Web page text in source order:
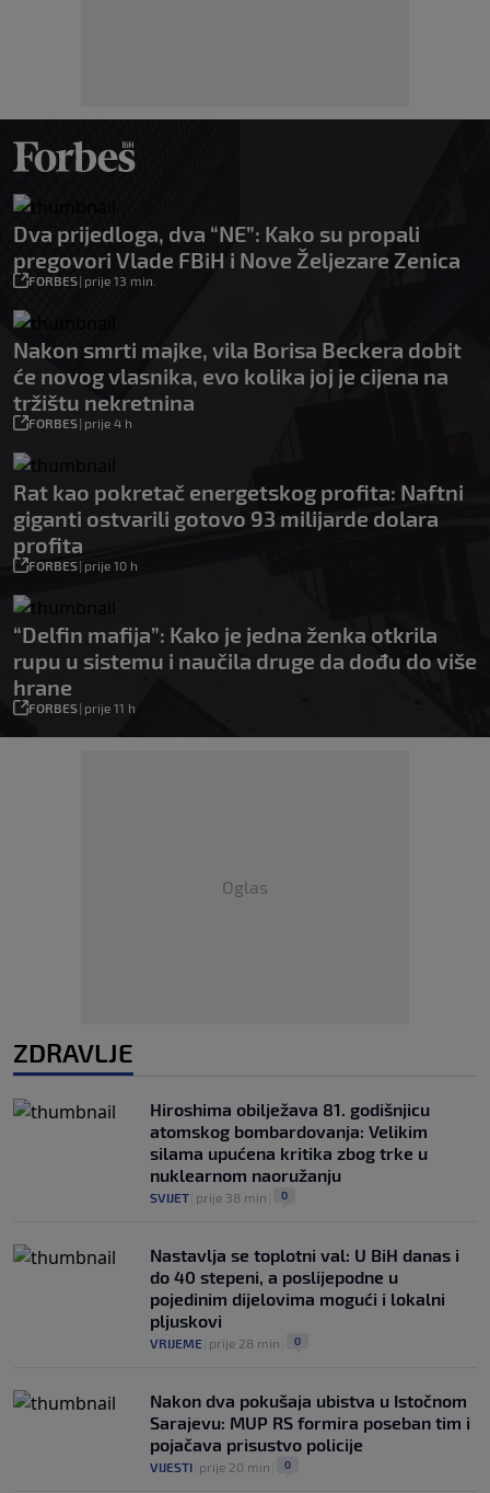
Dva prijedloga, dva “NE”: Kako su propali
pregovori Vlade FBiH i Nove Željezare Zenica
FORBES| prije 13 min.
Nakon smrti majke, vila Borisa Beckera dobit
će novog vlasnika, evo kolika joj je cijena na
tržištu nekretnina
FORBES| prije 4 h
Rat kao pokretač energetskog profita: Naftni
giganti ostvarili gotovo 93 milijarde dolara
profita
FORBES| prije 10 h
“Delfin mafija”: Kako je jedna ženka otkrila
rupu u sistemu i naučila druge da dođu do više
hrane
FORBES| prije 11 h
Oglas
ZDRAVLJE
Hiroshima obilježava 81. godišnjicu
atomskog bombardovanja: Velikim
silama upućena kritika zbog trke u
nuklearnom naoružanju
SVIJET prije 38 min 0
Nastavlja se toplotni val: U BiH danas i
do 40 stepeni, a poslijepodne u
pojedinim dijelovima mogući i lokalni
pljuskovi
VRIJEME prije 28 min 0
Nakon dva pokušaja ubistva u Istočnom
Sarajevu: MUP RS formira poseban tim i
pojačava prisustvo policije
VIJESTI prije 20 min 0